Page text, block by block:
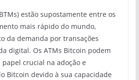
estão supostamente entre os
mais rápido do mundo,
da demanda por transações
digital. Os ATMs Bitcoin podem
crucial na adoção e
Bitcoin devido à sua capacidade